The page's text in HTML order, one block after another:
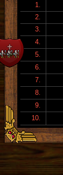
1.
2.
3.
4.
5.
6.
7.
8.
9.
10.